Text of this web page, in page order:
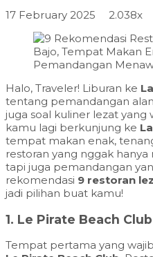
17 February 2025 2.038x
Halo, Traveler! Liburan ke
tentang pemandangan
juga soal kuliner lezat yang
kamu lagi berkunjung ke
tempat makan enak,
restoran yang nggak
tapi juga pemandangan
rekomendasi 9 restoran
jadi pilihan buat kamu!
1. Le Pirate Beach Club
Tempat pertama yang